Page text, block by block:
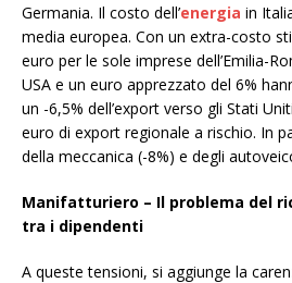
Germania. Il costo dell’energia in
media europea. Con un extra-costo
euro per le sole imprese dell’Emilia-
USA e un euro apprezzato del 6%
un -6,5% dell’export verso gli Stati
euro di export regionale a rischio. In
della meccanica (-8%) e degli
Manifatturiero – Il problema del
tra i dipendenti
A queste tensioni, si aggiunge la